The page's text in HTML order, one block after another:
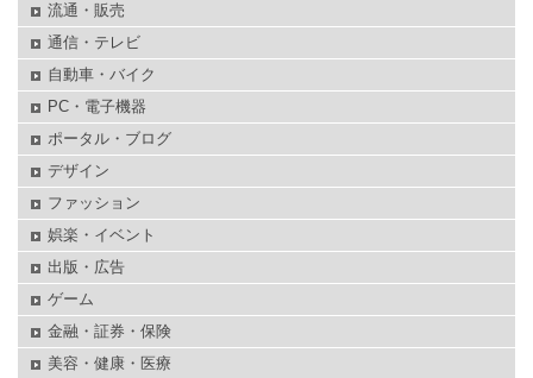
流通・販売
通信・テレビ
自動車・バイク
PC・電子機器
ポータル・ブログ
デザイン
ファッション
娯楽・イベント
出版・広告
ゲーム
金融・証券・保険
美容・健康・医療